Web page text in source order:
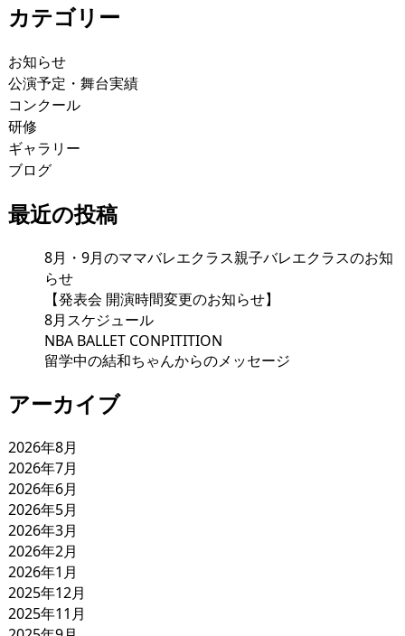
カテゴリー
お知らせ
公演予定・舞台実績
コンクール
研修
ギャラリー
ブログ
最近の投稿
8月・9月のママバレエクラス親子バレエクラスのお知
らせ
【発表会 開演時間変更のお知らせ】
8月スケジュール
NBA BALLET CONPITITION
留学中の結和ちゃんからのメッセージ
アーカイブ
2026年8月
2026年7月
2026年6月
2026年5月
2026年3月
2026年2月
2026年1月
2025年12月
2025年11月